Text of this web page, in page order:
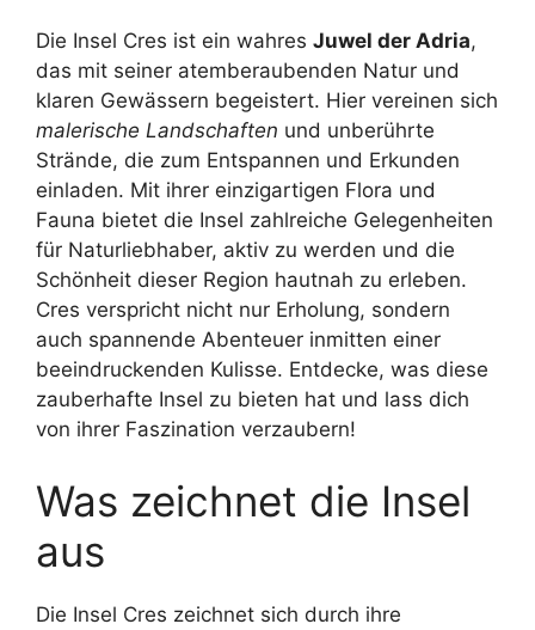
Die Insel Cres ist ein wahres Juwel der Adria,
das mit seiner atemberaubenden Natur und
klaren Gewässern begeistert. Hier vereinen sich
malerische Landschaften und unberührte
Strände, die zum Entspannen und Erkunden
einladen. Mit ihrer einzigartigen Flora und
Fauna bietet die Insel zahlreiche Gelegenheiten
für Naturliebhaber, aktiv zu werden und die
Schönheit dieser Region hautnah zu erleben.
Cres verspricht nicht nur Erholung, sondern
auch spannende Abenteuer inmitten einer
beeindruckenden Kulisse. Entdecke, was diese
zauberhafte Insel zu bieten hat und lass dich
von ihrer Faszination verzaubern!
Was zeichnet die Insel
aus
Die Insel Cres zeichnet sich durch ihre